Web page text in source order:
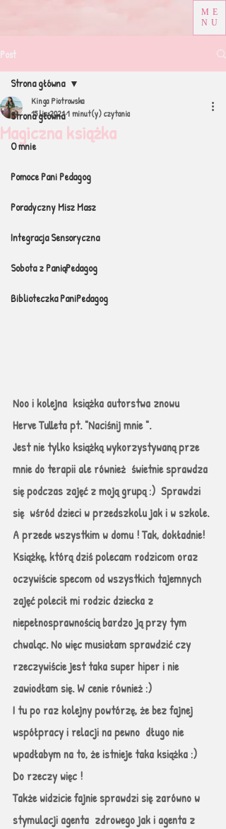
ME
NU
Post
Strona główna
O mnie
Pomoce Pani Pedagog
Poradyczny Misz Masz
Integracja Sensoryczna
Sobota z PaniąPedagog
Biblioteczka PaniPedagog
Strona główna
Magiczna książka
Kinga Piotrowska
15 lis 20211 minut(y) czytania
Noo i kolejna  książka autorstwa znowu
Herve Tulleta pt. "Naciśnij mnie ".
Jest nie tylko książką wykorzystywaną prze
mnie do terapii ale również  świetnie sprawdza
się podczas zajęć z moją grupą :)  Sprawdzi
się  wśród dzieci w przedszkolu jak i w szkole.
A przede wszystkim w domu ! Tak, dokładnie!
Książkę, którą dziś polecam rodzicom oraz
oczywiście specom od wszystkich tajemnych
zajęć polecił mi rodzic dziecka z
niepełnosprawnością bardzo ją przy tym
chwaląc. No więc musiałam sprawdzić czy
rzeczywiście jest taka super hiper i nie
zawiodłam się. W cenie również :)
I tu po raz kolejny powtórzę, że bez fajnej
współpracy i relacji na pewno  długo nie
wpadłabym na to, że istnieje taka książka :)
Do rzeczy więc !
Także widzicie fajnie sprawdzi się zarówno w
stymulacji agenta  zdrowego jak i agenta z